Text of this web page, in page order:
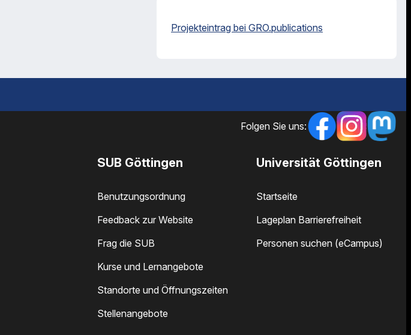
Projekteintrag bei GRO.publications
Folgen Sie uns:
SUB Göttingen
Benutzungsordnung
Feedback zur Website
Frag die SUB
Kurse und Lernangebote
Standorte und Öffnungszeiten
Stellenangebote
Universität Göttingen
Startseite
Lageplan Barrierefreiheit
Personen suchen (eCampus)